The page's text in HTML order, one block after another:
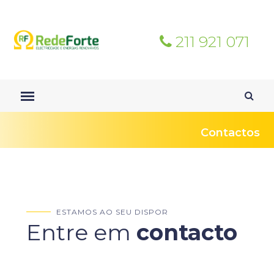
211 921 071
Contactos
ESTAMOS AO SEU DISPOR
Entre em contacto